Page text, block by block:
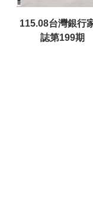
115.08台灣銀行
誌第199期